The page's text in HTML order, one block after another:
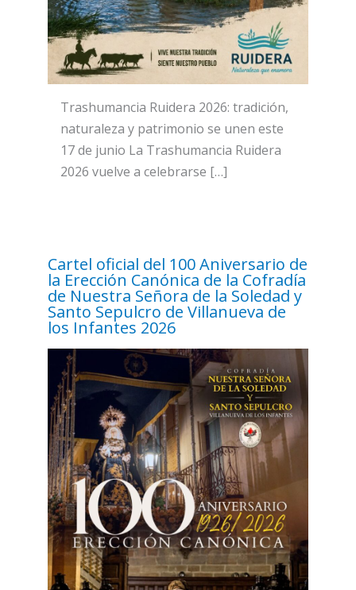
Trashumancia Ruidera 2026: tradición,
naturaleza y patrimonio se unen este
17 de junio La Trashumancia Ruidera
2026 vuelve a celebrarse […]
Cartel oficial del 100 Aniversario de
la Erección Canónica de la Cofradía
de Nuestra Señora de la Soledad y
Santo Sepulcro de Villanueva de
los Infantes 2026